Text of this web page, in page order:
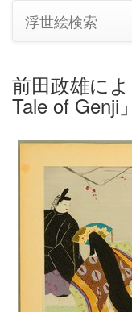
浮世絵検索
前田政雄に
Tale of Genji」